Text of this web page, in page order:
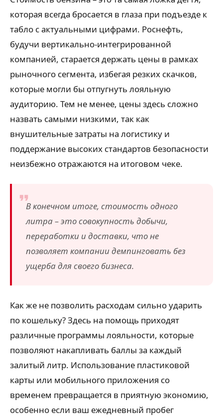
которая всегда бросается в глаза при подъезде к
табло с актуальными цифрами. Роснефть,
будучи вертикально-интегрированной
компанией, старается держать цены в рамках
рыночного сегмента, избегая резких скачков,
которые могли бы отпугнуть лояльную
аудиторию. Тем не менее, цены здесь сложно
назвать самыми низкими, так как
внушительные затраты на логистику и
поддержание высоких стандартов безопасности
неизбежно отражаются на итоговом чеке.
В конечном итоге, стоимость одного
литра – это совокупность добычи,
переработки и доставки, что не
позволяет компании демпинговать без
ущерба для своего бизнеса.
Как же не позволить расходам сильно ударить
по кошельку? Здесь на помощь приходят
различные программы лояльности, которые
позволяют накапливать баллы за каждый
залитый литр. Использование пластиковой
карты или мобильного приложения со
временем превращается в приятную экономию,
особенно если ваш ежедневный пробег